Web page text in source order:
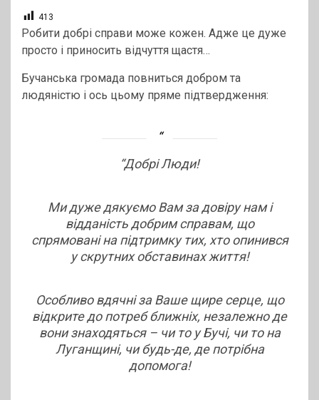
413
Робити добрі справи може кожен. Адже це дуже
просто і приносить відчуття щастя…
Бучанська громада повниться добром та
людяністю і ось цьому пряме підтвердження:
“Добрі Люди!
Ми дуже дякуємо Вам за довіру нам і
відданість добрим справам, що
спрямовані на підтримку тих, хто опинився
у скрутних обставинах життя!
Особливо вдячні за Ваше щире серце, що
відкрите до потреб ближніх, незалежно де
вони знаходяться – чи то у Бучі, чи то на
Луганщині, чи будь-де, де потрібна
допомога!